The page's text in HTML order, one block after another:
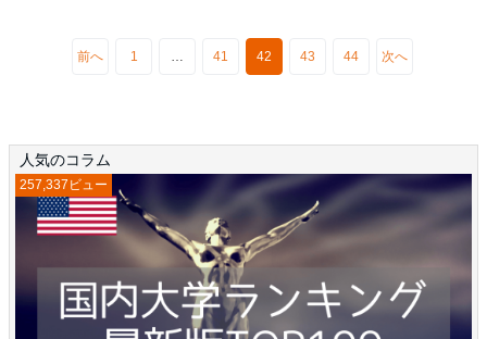
前へ 1 … 41 42 43 44 次へ
人気のコラム
257,337ビュー